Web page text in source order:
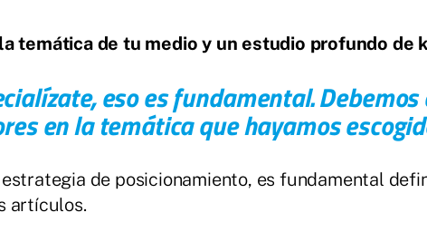
temática de tu medio y un estudio profundo de
eso es fundamental.
en la temática que hayamos
de posicionamiento, es fundamental
artículos.